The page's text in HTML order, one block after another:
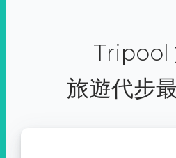
Tripool
旅遊代步